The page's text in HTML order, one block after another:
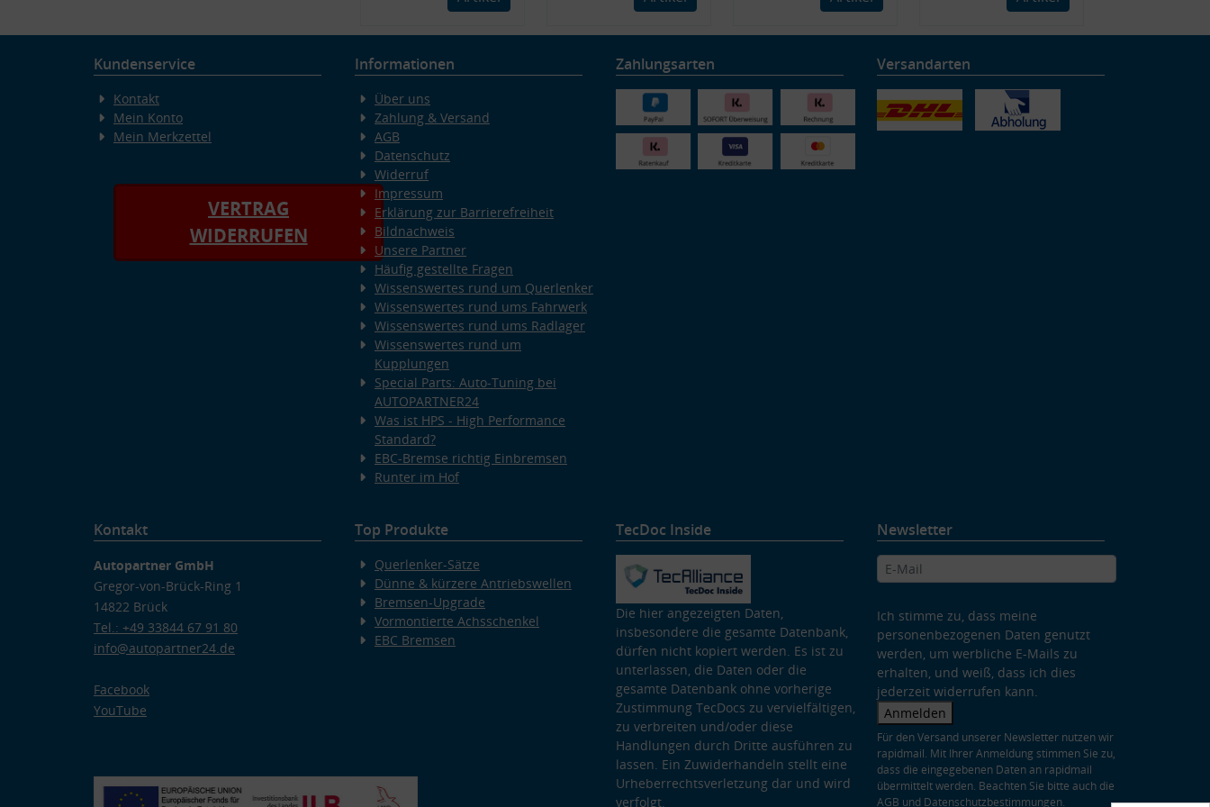
Kundenservice
Kontakt
Mein Konto
Mein Merkzettel
VERTRAG
WIDERRUFEN
Informationen
Über uns
Zahlung & Versand
AGB
Datenschutz
Widerruf
Impressum
Erklärung zur Barrierefreiheit
Bildnachweis
Unsere Partner
Häufig gestellte Fragen
Wissenswertes rund um Querlenker
Wissenswertes rund ums Fahrwerk
Wissenswertes rund ums Radlager
Wissenswertes rund um
Kupplungen
Special Parts: Auto-Tuning bei
AUTOPARTNER24
Was ist HPS - High Performance
Standard?
EBC-Bremse richtig Einbremsen
Runter im Hof
Zahlungsarten Versandarten
Kontakt
Autopartner GmbH
Gregor-von-Brück-Ring 1
14822 Brück
Tel.: +49 33844 67 91 80
info@autopartner24.de
Facebook
YouTube
Top Produkte
Querlenker-Sätze
Dünne & kürzere Antriebswellen
Bremsen-Upgrade
Vormontierte Achsschenkel
EBC Bremsen
TecDoc Inside
Die hier angezeigten Daten,
insbesondere die gesamte Datenbank,
dürfen nicht kopiert werden. Es ist zu
unterlassen, die Daten oder die
gesamte Datenbank ohne vorherige
Zustimmung TecDocs zu vervielfältigen,
zu verbreiten und/oder diese
Handlungen durch Dritte ausführen zu
lassen. Ein Zuwiderhandeln stellt eine
Urheberrechtsverletzung dar und wird
verfolgt.
Newsletter
Ich stimme zu, dass meine
personenbezogenen Daten genutzt
werden, um werbliche E-Mails zu
erhalten, und weiß, dass ich dies
jederzeit widerrufen kann.
Anmelden
Für den Versand unserer Newsletter nutzen wir
rapidmail. Mit Ihrer Anmeldung stimmen Sie zu,
dass die eingegebenen Daten an rapidmail
übermittelt werden. Beachten Sie bitte auch die
AGB und Datenschutzbestimmungen.